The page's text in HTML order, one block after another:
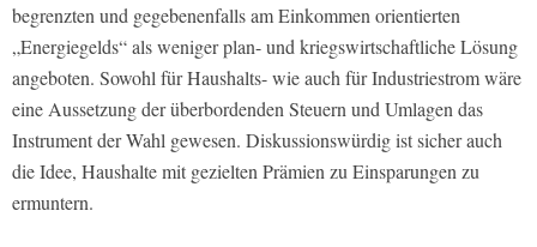
begrenzten und gegebenenfalls am Einkommen orientierten
„Energiegelds“ als weniger plan- und kriegswirtschaftliche Lösung
angeboten. Sowohl für Haushalts- wie auch für Industriestrom wäre
eine Aussetzung der überbordenden Steuern und Umlagen das
Instrument der Wahl gewesen. Diskussionswürdig ist sicher auch
die Idee, Haushalte mit gezielten Prämien zu Einsparungen zu
ermuntern.